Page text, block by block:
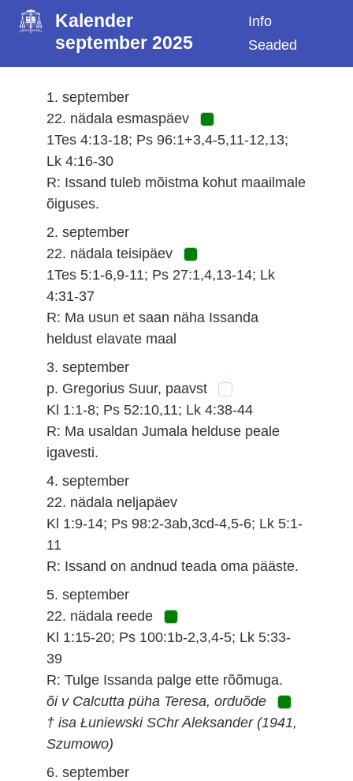
Kalender
september 2025
Info
Seaded
1. september
22. nädala esmaspäev
1Tes 4:13-18; Ps 96:1+3,4-5,11-12,13;
Lk 4:16-30
R: Issand tuleb mõistma kohut maailmale
õiguses.
2. september
22. nädala teisipäev
1Tes 5:1-6,9-11; Ps 27:1,4,13-14; Lk
4:31-37
R: Ma usun et saan näha Issanda
heldust elavate maal
3. september
p. Gregorius Suur, paavst
Kl 1:1-8; Ps 52:10,11; Lk 4:38-44
R: Ma usaldan Jumala helduse peale
igavesti.
4. september
22. nädala neljapäev
Kl 1:9-14; Ps 98:2-3ab,3cd-4,5-6; Lk 5:1-
11
R: Issand on andnud teada oma pääste.
5. september
22. nädala reede
Kl 1:15-20; Ps 100:1b-2,3,4-5; Lk 5:33-
39
R: Tulge Issanda palge ette rõõmuga.
õi v Calcutta püha Teresa, orduõde
† isa Łuniewski SChr Aleksander (1941,
Szumowo)
6. september